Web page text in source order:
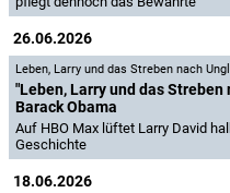
26.06.2026
Leben, Larry und das Streben nach
"Leben, Larry und das
Barack Obama
Auf HBO Max lüftet Larry David
Geschichte
18.06.2026